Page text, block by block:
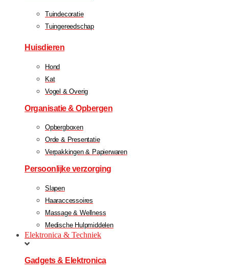
Tuindecoratie
Tuingereedschap
Huisdieren
Hond
Kat
Vogel & Overig
Organisatie & Opbergen
Opbergboxen
Orde & Presentatie
Verpakkingen & Papierwaren
Persoonlijke verzorging
Slapen
Haaraccessoires
Massage & Wellness
Medische Hulpmiddelen
Elektronica & Techniek
Gadgets & Elektronica